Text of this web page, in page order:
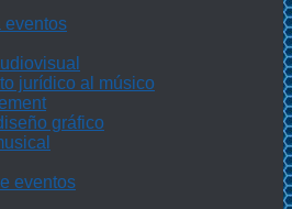
eventos
jurídico al músico
gráfico
eventos